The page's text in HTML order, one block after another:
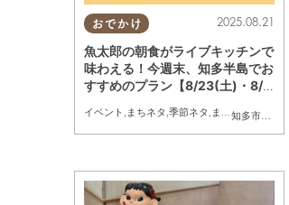
おでかけ
知多市
,東浦町
2025.08.21
魚太郎の朝食がライブキッチンで
味わえる！今週末、知多半島でお
すすめのプラン【8/23(土)・8/2
イベント まちネタ 季節ネタ まとめ記事